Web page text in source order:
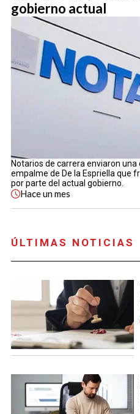
gobierno actual
Notarios de carrera enviaron
empalme de De la Espriella que
por parte del actual gobierno.
Haceun mes
ÚLTIMAS NOTICIAS